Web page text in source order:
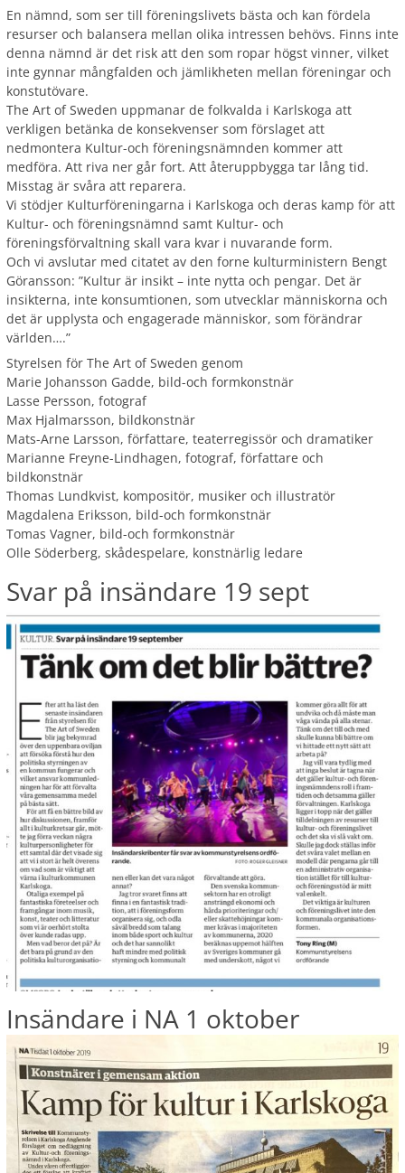
En nämnd, som ser till föreningslivets bästa och kan fördela
resurser och balansera mellan olika intressen behövs. Finns inte
denna nämnd är det risk att den som ropar högst vinner, vilket
inte gynnar mångfalden och jämlikheten mellan föreningar och
konstutövare.
The Art of Sweden uppmanar de folkvalda i Karlskoga att
verkligen betänka de konsekvenser som förslaget att
nedmontera Kultur-och föreningsnämnden kommer att
medföra. Att riva ner går fort. Att återuppbygga tar lång tid.
Misstag är svåra att reparera.
Vi stödjer Kulturföreningarna i Karlskoga och deras kamp för att
Kultur- och föreningsnämnd samt Kultur- och
föreningsförvaltning skall vara kvar i nuvarande form.
Och vi avslutar med citatet av den forne kulturministern Bengt
Göransson: ”Kultur är insikt – inte nytta och pengar. Det är
insikterna, inte konsumtionen, som utvecklar människorna och
det är upplysta och engagerade människor, som förändrar
världen….”
Styrelsen för The Art of Sweden genom
Marie Johansson Gadde, bild-och formkonstnär
Lasse Persson, fotograf
Max Hjalmarsson, bildkonstnär
Mats-Arne Larsson, författare, teaterregissör och dramatiker
Marianne Freyne-Lindhagen, fotograf, författare och
bildkonstnär
Thomas Lundkvist, kompositör, musiker och illustratör
Magdalena Eriksson, bild-och formkonstnär
Tomas Vagner, bild-och formkonstnär
Olle Söderberg, skådespelare, konstnärlig ledare
Svar på insändare 19 sept
Insändare i NA 1 oktober